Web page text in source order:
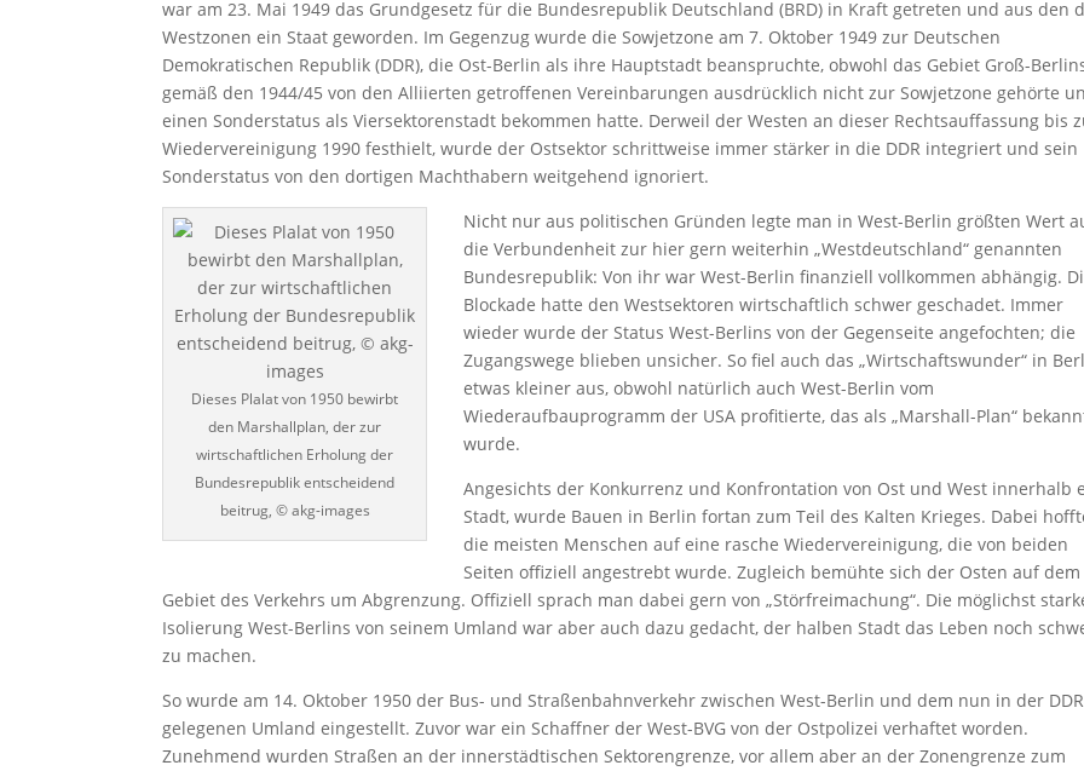
war am 23. Mai 1949 das Grundgesetz für die Bundesrepublik Deutschland (BRD) in Kraft getreten und aus den
Westzonen ein Staat geworden. Im Gegenzug wurde die Sowjetzone am 7. Oktober 1949 zur Deutschen
Demokratischen Republik (DDR), die Ost-Berlin als ihre Hauptstadt beanspruchte, obwohl das Gebiet Groß-
gemäß den 1944/45 von den Alliierten getroffenen Vereinbarungen ausdrücklich nicht zur Sowjetzone gehörte
einen Sonderstatus als Viersektorenstadt bekommen hatte. Derweil der Westen an dieser Rechtsauffassung bis
Wiedervereinigung 1990 festhielt, wurde der Ostsektor schrittweise immer stärker in die DDR integriert und sein
Sonderstatus von den dortigen Machthabern weitgehend ignoriert.
Dieses Plalat von 1950 bewirbt
den Marshallplan, der zur
wirtschaftlichen Erholung der
Bundesrepublik entscheidend
beitrug, © akg-images
Nicht nur aus politischen Gründen legte man in West-Berlin größten Wert
die Verbundenheit zur hier gern weiterhin „Westdeutschland“ genannten
Bundesrepublik: Von ihr war West-Berlin finanziell vollkommen abhängig.
Blockade hatte den Westsektoren wirtschaftlich schwer geschadet. Immer
wieder wurde der Status West-Berlins von der Gegenseite angefochten; die
Zugangswege blieben unsicher. So fiel auch das „Wirtschaftswunder“ in
etwas kleiner aus, obwohl natürlich auch West-Berlin vom
Wiederaufbauprogramm der USA profitierte, das als „Marshall-Plan“
wurde.
Angesichts der Konkurrenz und Konfrontation von Ost und West innerhalb
Stadt, wurde Bauen in Berlin fortan zum Teil des Kalten Krieges. Dabei
die meisten Menschen auf eine rasche Wiedervereinigung, die von beiden
Seiten offiziell angestrebt wurde. Zugleich bemühte sich der Osten auf dem
Gebiet des Verkehrs um Abgrenzung. Offiziell sprach man dabei gern von „Störfreimachung“. Die möglichst
Isolierung West-Berlins von seinem Umland war aber auch dazu gedacht, der halben Stadt das Leben noch
zu machen.
So wurde am 14. Oktober 1950 der Bus- und Straßenbahnverkehr zwischen West-Berlin und dem nun in der DDR
gelegenen Umland eingestellt. Zuvor war ein Schaffner der West-BVG von der Ostpolizei verhaftet worden.
Zunehmend wurden Straßen an der innerstädtischen Sektorengrenze, vor allem aber an der Zonengrenze zum